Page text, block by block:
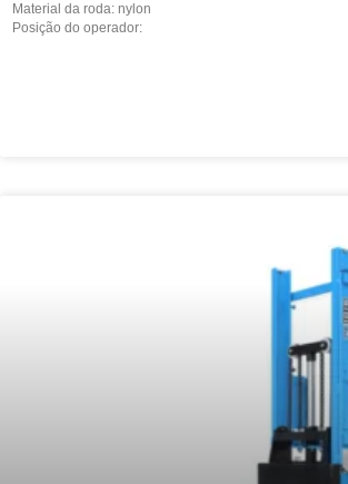
Material da roda: nylon
Posição do operador: